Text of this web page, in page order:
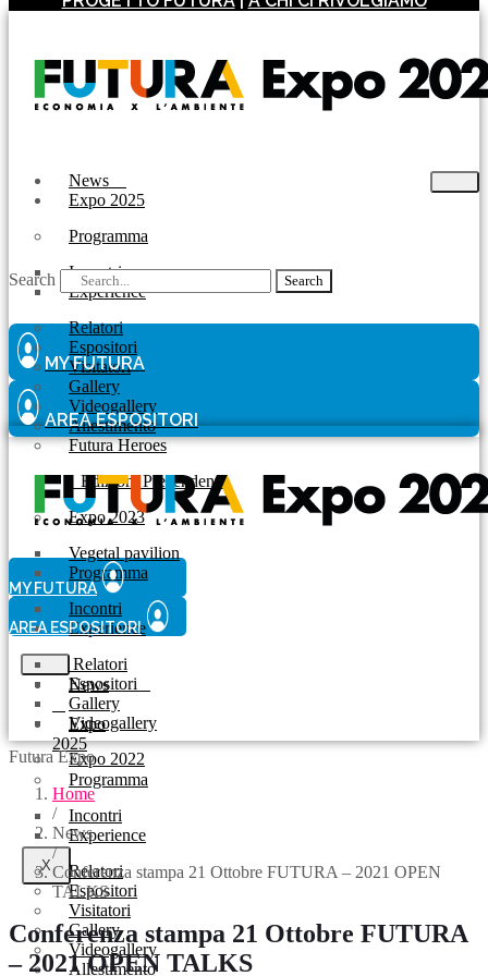
News
Expo 2025
Programma
Incontri
Experience
Relatori
Espositori
Visitatori
Gallery
Videogallery
Allestimento
Futura Heroes
| Edizioni Precendenti
Expo 2023
Vegetal pavilion
Programma
Incontri
Experience
Relatori
Espositori
Gallery
Videogallery
Expo 2022
X
Search Search
MY FUTURA
AREA ESPOSITORI
MY FUTURA
AREA ESPOSITORI
News
Expo
2025
Programma
Incontri
Experience
Relatori
Espositori
Visitatori
Gallery
Videogallery
Allestimento
Futura Expo
Home
/
News
/
Conferenza stampa 21 Ottobre FUTURA – 2021 OPEN
TALKS
Conferenza stampa 21 Ottobre FUTURA
– 2021 OPEN TALKS